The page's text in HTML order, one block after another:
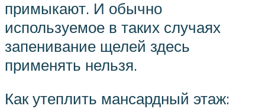
примыкают. И обычно
используемое в таких случаях
запенивание щелей здесь
применять нельзя.
Как утеплить мансардный этаж: